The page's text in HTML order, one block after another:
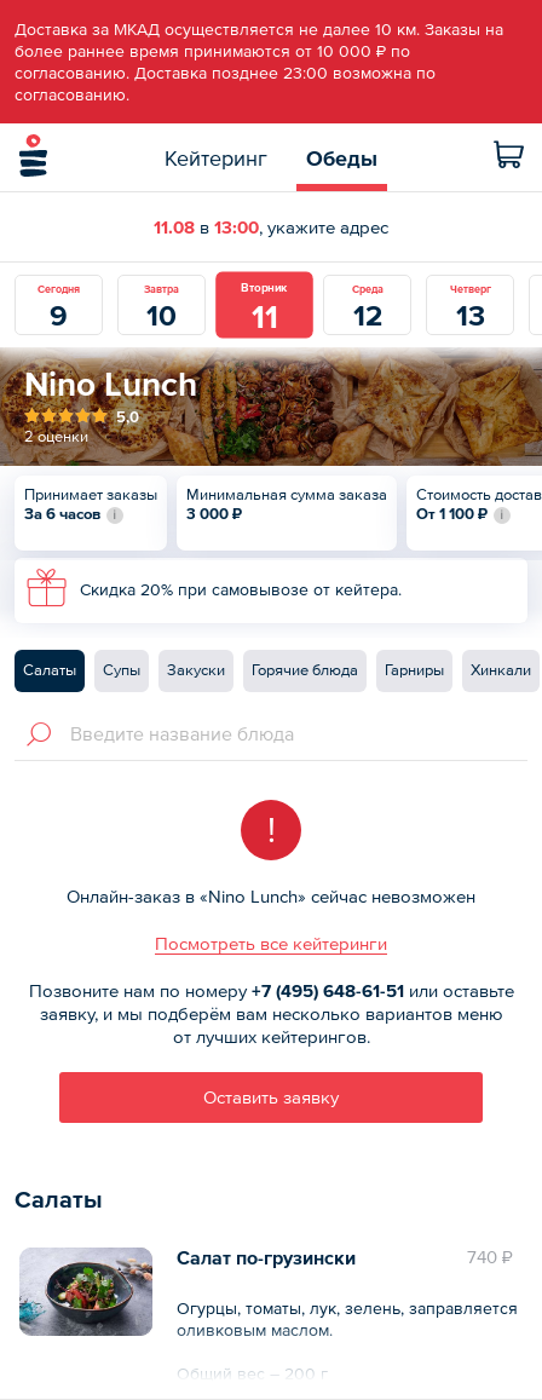
Доставка за МКАД осуществляется не далее 10 км. Заказы на
более раннее время принимаются от 10 000 ₽ по
согласованию. Доставка позднее 23:00 возможна по
согласованию.
Кейтеринг Обеды
11.08 в 13:00, укажите адрес
Сегодня
9
Завтра
10
Вторник
11
Среда
12
Четверг
13
Nino Lunch
5,0
2 оценки
Принимает заказы
За 6 часов
Минимальная сумма заказа
3 000 ₽
Стоимость
От 1 100 ₽
Скидка 20% при самовывозе от кейтера.
Салаты Супы Закуски Горячие блюда Гарниры Хинкали
!
Онлайн-заказ в «Nino Lunch» сейчас невозможен
Посмотреть все кейтеринги
Позвоните нам по номеру+7 (495) 648-61-51или оставьте
заявку, и мы подберём вам несколько вариантов меню
от лучших кейтерингов.
Оставить заявку
Салаты
740 ₽
Салат по-грузински
Огурцы, томаты, лук, зелень, заправляется
оливковым маслом.
Общий вес – 200 г